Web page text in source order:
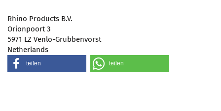
Rhino Products B.V.
Orionpoort 3
5971 LZ Venlo-Grubbenvorst
Netherlands
teilen teilen